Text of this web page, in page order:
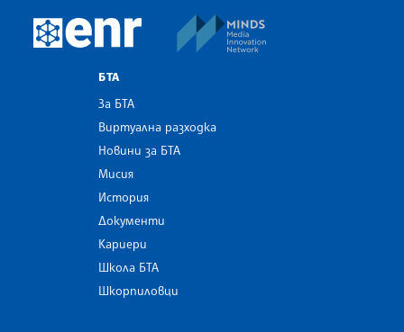
European Newsroom
БТА
За БТА
Виртуална разходка
Новини за БТА
Мисия
История
Документи
Кариери
Школа БТА
Шкорпиловци